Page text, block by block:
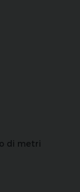
di metri